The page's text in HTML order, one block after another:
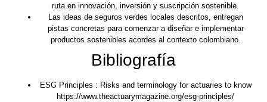
ruta en innovación, inversión y suscripción sostenible.
Las ideas de seguros verdes locales descritos, entregan
pistas concretas para comenzar a diseñar e implementar
productos sostenibles acordes al contexto colombiano.
Bibliografía
ESG Principles : Risks and terminology for actuaries to know
https://www.theactuarymagazine.org/esg-principles/